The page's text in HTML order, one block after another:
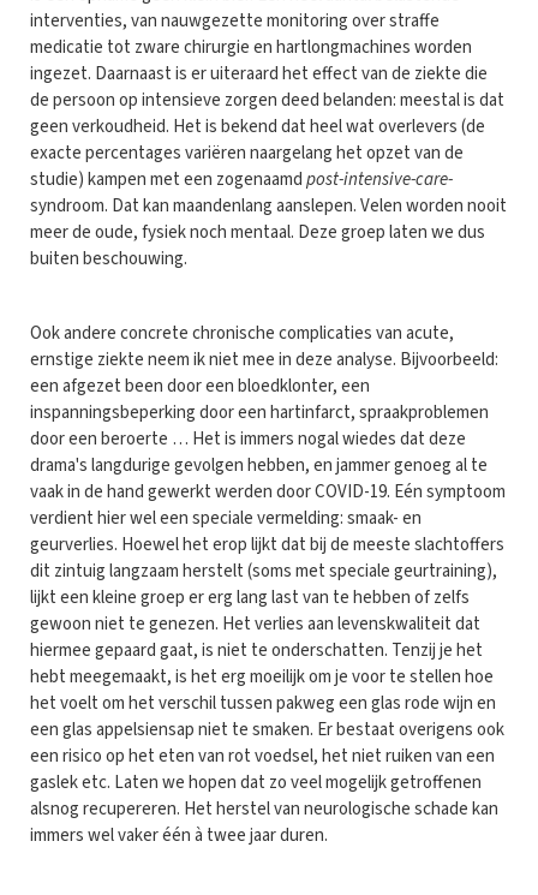
interventies, van nauwgezette monitoring over straffe
medicatie tot zware chirurgie en hartlongmachines worden
ingezet. Daarnaast is er uiteraard het effect van de ziekte die
de persoon op intensieve zorgen deed belanden: meestal is dat
geen verkoudheid. Het is bekend dat heel wat overlevers (de
exacte percentages variëren naargelang het opzet van de
studie) kampen met een zogenaamdpost-intensive-care-
syndroom. Dat kan maandenlang aanslepen. Velen worden nooit
meer de oude, fysiek noch mentaal. Deze groep laten we dus
buiten beschouwing.
Ook andere concrete chronische complicaties van acute,
ernstige ziekte neem ik niet mee in deze analyse. Bijvoorbeeld:
een afgezet been door een bloedklonter, een
inspanningsbeperking door een hartinfarct, spraakproblemen
door een beroerte … Het is immers nogal wiedes dat deze
drama's langdurige gevolgen hebben, en jammer genoeg al te
vaak in de hand gewerkt werden door COVID-19. Eén symptoom
verdient hier wel een speciale vermelding: smaak- en
geurverlies. Hoewel het erop lijkt dat bij de meeste slachtoffers
dit zintuig langzaam herstelt (soms met speciale geurtraining),
lijkt een kleine groep er erg lang last van te hebben of zelfs
gewoon niet te genezen. Het verlies aan levenskwaliteit dat
hiermee gepaard gaat, is niet te onderschatten. Tenzij je het
hebt meegemaakt, is het erg moeilijk om je voor te stellen hoe
het voelt om het verschil tussen pakweg een glas rode wijn en
een glas appelsiensap niet te smaken. Er bestaat overigens ook
een risico op het eten van rot voedsel, het niet ruiken van een
gaslek etc. Laten we hopen dat zo veel mogelijk getroffenen
alsnog recupereren. Het herstel van neurologische schade kan
immers wel vaker één à twee jaar duren.